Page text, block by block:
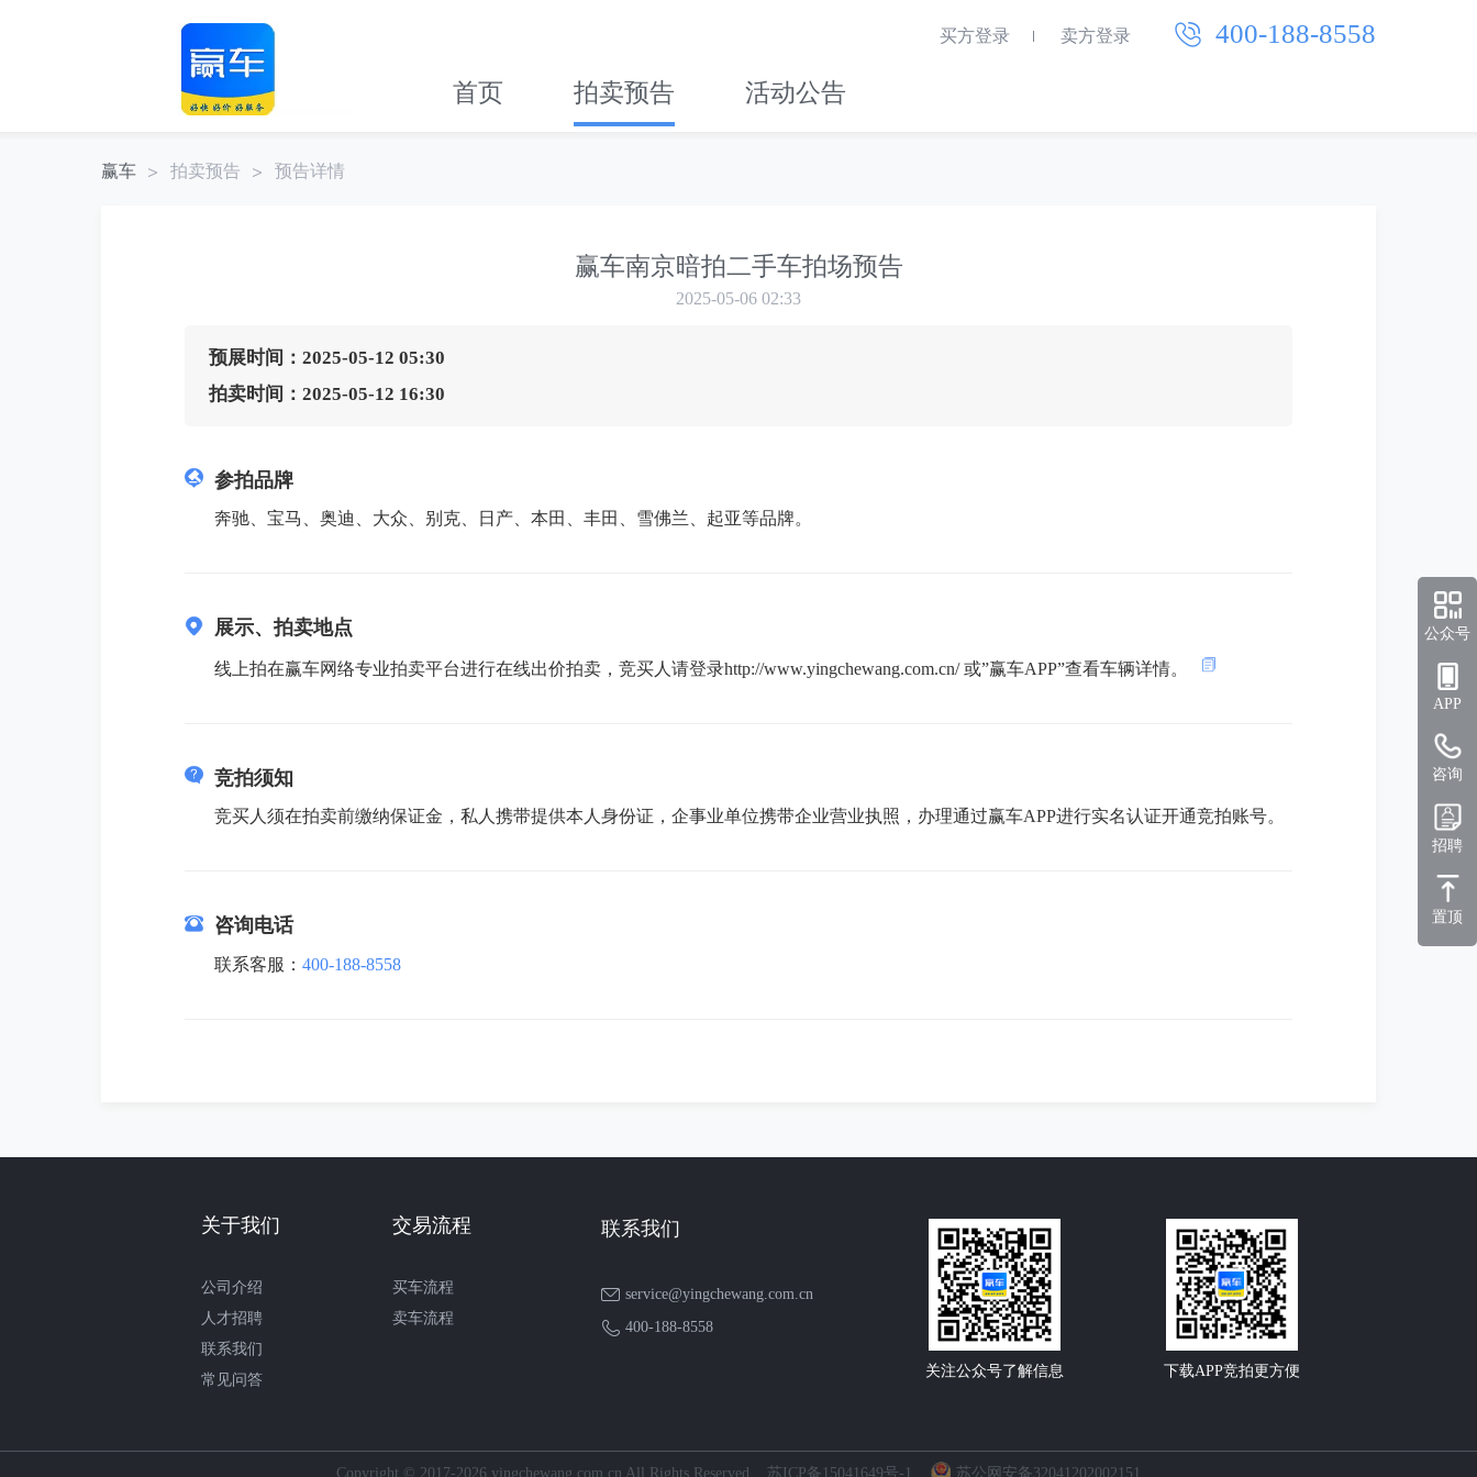
400-188-8558
买方登录 卖方登录
首页 拍卖预告 活动公告
赢车 拍卖预告 预告详情
赢车南京暗拍二手车拍场预告
2025-05-06 02:33
预展时间：2025-05-12 05:30
拍卖时间：2025-05-12 16:30
参拍品牌
奔驰、宝马、奥迪、大众、别克、日产、本田、丰田、雪佛兰、起亚等品牌。
展示、拍卖地点
线上拍在赢车网络专业拍卖平台进行在线出价拍卖，竞买人请登录http://www.yingchewang.com.cn/ 或”赢车APP”查看车辆详情。
竞拍须知
竞买人须在拍卖前缴纳保证金，私人携带提供本人身份证，企事业单位携带企业营业执照，办理通过赢车APP进行实名认证开通竞拍账号。
咨询电话
联系客服： 400-188-8558
关于我们
公司介绍
人才招聘
联系我们
常见问答
交易流程
买车流程
卖车流程
联系我们
service@yingchewang.com.cn
400-188-8558
关注公众号了解信息 下载APP竞拍更方便
Copyright © 2017-2026 yingchewang.com.cn All Rights Reserved 苏ICP备15041649号-1 苏公网安备32041202002151
公众号
APP
咨询
招聘
置顶